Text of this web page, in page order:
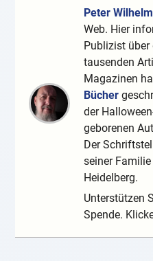
Peter Wilhelm
Web. Hier
Publizist über
tausenden
Magazinen
Bücher
der
geborenen
Der
seiner
Heidelberg.
Unterstützen
Spende.